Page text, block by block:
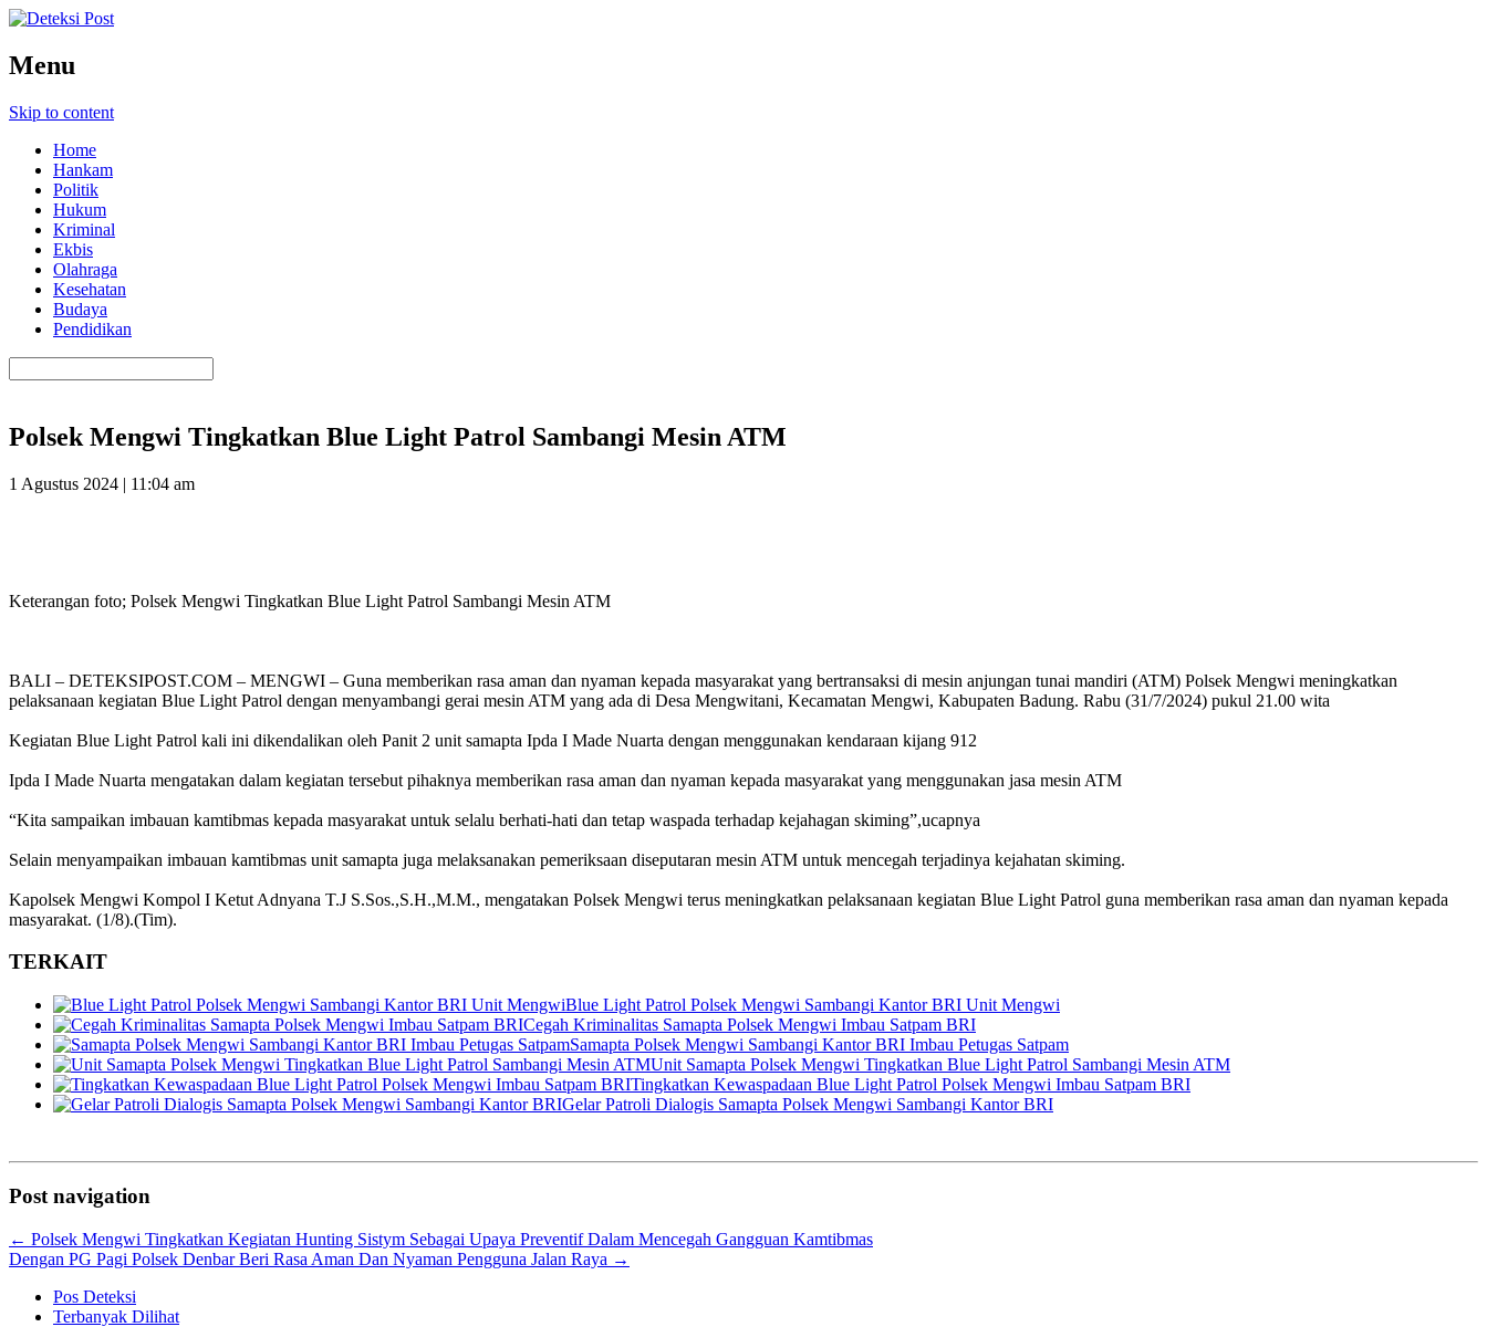
Menu
Skip to content
Home
Hankam
Politik
Hukum
Kriminal
Ekbis
Olahraga
Kesehatan
Budaya
Pendidikan
Polsek Mengwi Tingkatkan Blue Light Patrol Sambangi Mesin ATM
1 Agustus 2024 | 11:04 am
Keterangan foto; Polsek Mengwi Tingkatkan Blue Light Patrol Sambangi Mesin ATM
BALI – DETEKSIPOST.COM – MENGWI – Guna memberikan rasa aman dan nyaman kepada masyarakat yang bertransaksi di mesin anjungan tunai mandiri (ATM) Polsek Mengwi meningkatkan
pelaksanaan kegiatan Blue Light Patrol dengan menyambangi gerai mesin ATM yang ada di Desa Mengwitani, Kecamatan Mengwi, Kabupaten Badung. Rabu (31/7/2024) pukul 21.00 wita
Kegiatan Blue Light Patrol kali ini dikendalikan oleh Panit 2 unit samapta Ipda I Made Nuarta dengan menggunakan kendaraan kijang 912
Ipda I Made Nuarta mengatakan dalam kegiatan tersebut pihaknya memberikan rasa aman dan nyaman kepada masyarakat yang menggunakan jasa mesin ATM
“Kita sampaikan imbauan kamtibmas kepada masyarakat untuk selalu berhati-hati dan tetap waspada terhadap kejahagan skiming”,ucapnya
Selain menyampaikan imbauan kamtibmas unit samapta juga melaksanakan pemeriksaan diseputaran mesin ATM untuk mencegah terjadinya kejahatan skiming.
Kapolsek Mengwi Kompol I Ketut Adnyana T.J S.Sos.,S.H.,M.M., mengatakan Polsek Mengwi terus meningkatkan pelaksanaan kegiatan Blue Light Patrol guna memberikan rasa aman dan nyaman kepada
masyarakat. (1/8).(Tim).
TERKAIT
Blue Light Patrol Polsek Mengwi Sambangi Kantor BRI Unit Mengwi
Cegah Kriminalitas Samapta Polsek Mengwi Imbau Satpam BRI
Samapta Polsek Mengwi Sambangi Kantor BRI Imbau Petugas Satpam
Unit Samapta Polsek Mengwi Tingkatkan Blue Light Patrol Sambangi Mesin ATM
Tingkatkan Kewaspadaan Blue Light Patrol Polsek Mengwi Imbau Satpam BRI
Gelar Patroli Dialogis Samapta Polsek Mengwi Sambangi Kantor BRI
Post navigation
← Polsek Mengwi Tingkatkan Kegiatan Hunting Sistym Sebagai Upaya Preventif Dalam Mencegah Gangguan Kamtibmas
Dengan PG Pagi Polsek Denbar Beri Rasa Aman Dan Nyaman Pengguna Jalan Raya →
Pos Deteksi
Terbanyak Dilihat